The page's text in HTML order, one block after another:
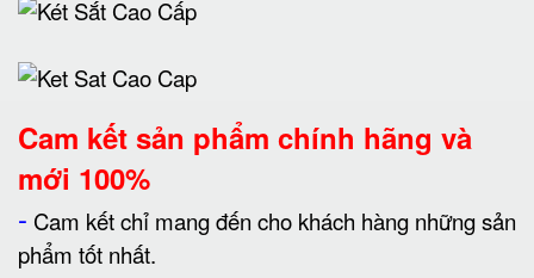
Cam kết sản phẩm chính hãng và
mới 100%
- Cam kết chỉ mang đến cho khách hàng những sản
phẩm tốt nhất.